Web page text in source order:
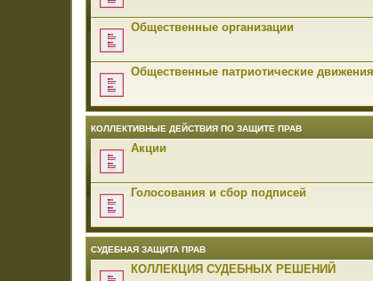
Общественные организации
Общественные патриотические движения
КОЛЛЕКТИВНЫЕ ДЕЙСТВИЯ ПО ЗАЩИТЕ ПРАВ
Акции
Голосования и сбор подписей
СУДЕБНАЯ ЗАЩИТА ПРАВ
КОЛЛЕКЦИЯ СУДЕБНЫХ РЕШЕНИЙ